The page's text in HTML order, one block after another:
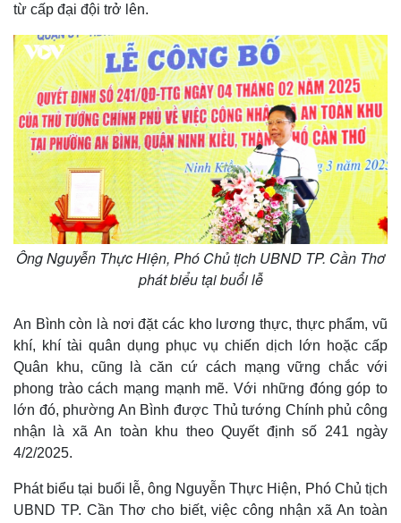
Thế giới
Quan sát
Cuộc sống đó đây
Hồ sơ
Video
Ảnh
E-Magazine
Infographic
Kinh tế
Bất động sản
Khởi nghiệp
Thị trường
Giá vàng
Chứng khoán
Giá cà phê
từ cấp đại đội trở lên.
Ông Nguyễn Thực Hiện, Phó Chủ tịch UBND TP. Cần Thơ
phát biểu tại buổi lễ
An Bình còn là nơi đặt các kho lương thực, thực phẩm, vũ
khí, khí tài quân dụng phục vụ chiến dịch lớn hoặc cấp
Quân khu, cũng là căn cứ cách mạng vững chắc với
phong trào cách mạng mạnh mẽ. Với những đóng góp to
lớn đó, phường An Bình được Thủ tướng Chính phủ công
nhận là xã An toàn khu theo Quyết định số 241 ngày
4/2/2025.
Phát biểu tại buổi lễ, ông Nguyễn Thực Hiện, Phó Chủ tịch
UBND TP. Cần Thơ cho biết, việc công nhận xã An toàn